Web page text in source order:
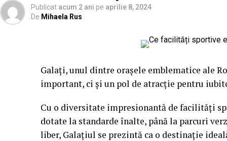
Publicat acum 2 ani pe aprilie 8, 2024
De Mihaela Rus
Galați, unul dintre orașele emblematice ale
important, ci și un pol de atracție pentru
Cu o diversitate impresionantă de facilități
dotate la standarde înalte, până la parcuri
liber, Galațiul se prezintă ca o destinație